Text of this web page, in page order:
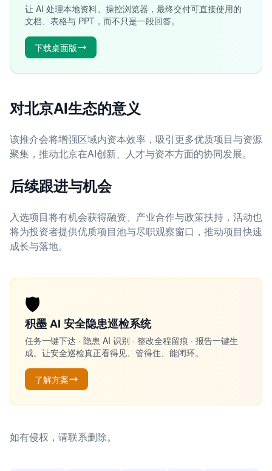
让 AI 处理本地资料、操控浏览器，最终交付可直接使用的
文档、表格与 PPT，而不只是一段回答。
下载桌面版
对北京AI生态的意义
该推介会将增强区域内资本效率，吸引更多优质项目与资源
聚集，推动北京在AI创新、人才与资本方面的协同发展。
后续跟进与机会
入选项目将有机会获得融资、产业合作与政策扶持，活动也
将为投资者提供优质项目池与尽职观察窗口，推动项目快速
成长与落地。
🛡️
积墨 AI 安全隐患巡检系统
任务一键下达 · 隐患 AI 识别 · 整改全程留痕 · 报告一键生
成。让安全巡检真正看得见、管得住、能闭环。
了解方案
如有侵权，请联系删除。